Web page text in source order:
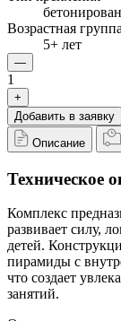
Возрастная группа
5+ лет
—
1
+
Добавить в заявку
Описание
Техническое
Комплекс
развивает силу,
детей.
пирамиды с
что создает
занятий.